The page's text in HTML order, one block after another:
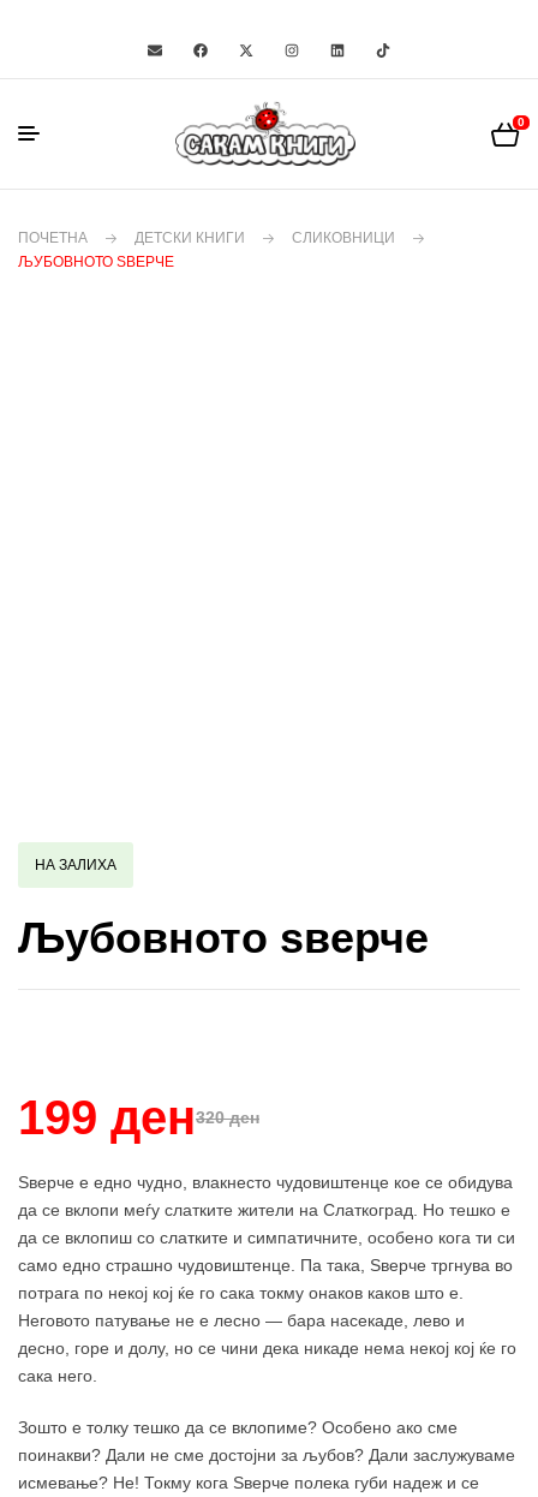
0
ПОЧЕТНА ДЕТСКИ КНИГИ
СЛИКОВНИЦИ
ЉУБОВНОТО ЅВЕРЧЕ
НА ЗАЛИХА
Љубовното ѕверче
320 ден
199 ден
Sверче е едно чудно, влакнесто чудовиштенце кое се обидува
да се вклопи меѓу слатките жители на Слаткоград. Но тешко е
да се вклопиш со слатките и симпатичните, особено кога ти си
само едно страшно чудовиштенце. Па така, Sверче тргнува во
потрага по некој кој ќе го сака токму онаков каков што е.
Неговото патување не е лесно — бара насекаде, лево и
десно, горе и долу, но се чини дека никаде нема некој кој ќе го
сака него.
Зошто е толку тешко да се вклопиме? Особено ако сме
поинакви? Дали не сме достојни за љубов? Дали заслужуваме
исмевање? Нe! Токму кога Sверче полека губи надеж и се